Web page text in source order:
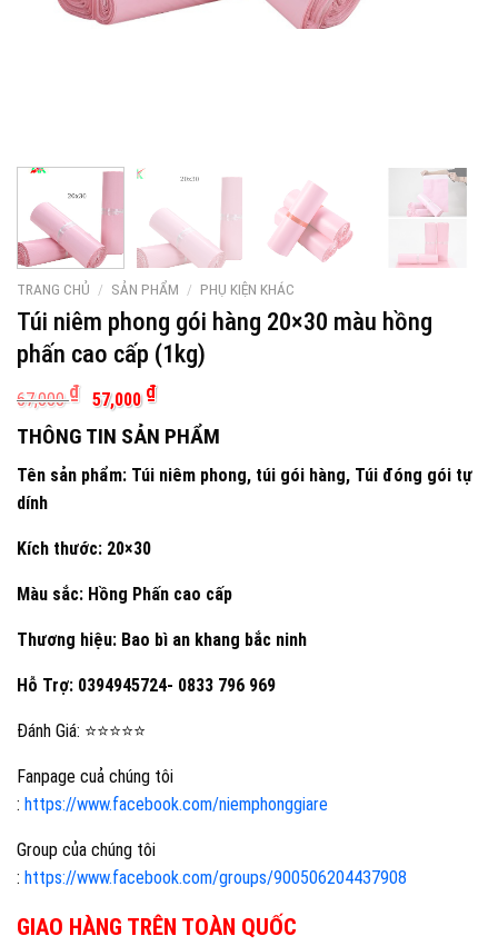
TRANG CHỦ / SẢN PHẨM / PHỤ KIỆN KHÁC
Túi niêm phong gói hàng 20×30 màu hồng
phấn cao cấp (1kg)
67,000₫
Giá
gốc
là:
67,000 ₫.
57,000 ₫Giá
hiện
tại
là:
THÔNG TIN SẢN PHẨM
Tên sản phẩm: Túi niêm phong, túi gói hàng, Túi đóng gói tự
dính
Kích thước: 20×30
Màu sắc: Hồng Phấn cao cấp
Thương hiệu: Bao bì an khang bắc ninh
Hỗ Trợ: 0394945724- 0833 796 969
Đánh Giá: ⭐⭐⭐⭐⭐
Fanpage cuả chúng tôi
: https://www.facebook.com/niemphonggiare
Group của chúng tôi
: https://www.facebook.com/groups/900506204437908
GIAO HÀNG TRÊN TOÀN QUỐC